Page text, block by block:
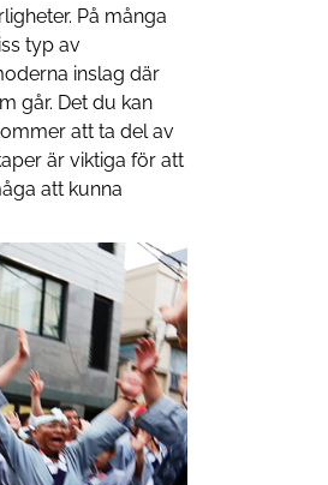
På många
typ av
inslag där
går. Det du kan
att ta del av
är viktiga för att
att kunna